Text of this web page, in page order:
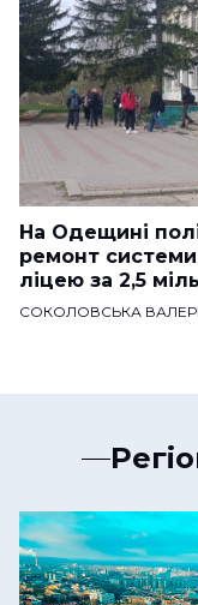
На Одещині
ремонт
ліцею за 2,5
СОКОЛОВСЬКА